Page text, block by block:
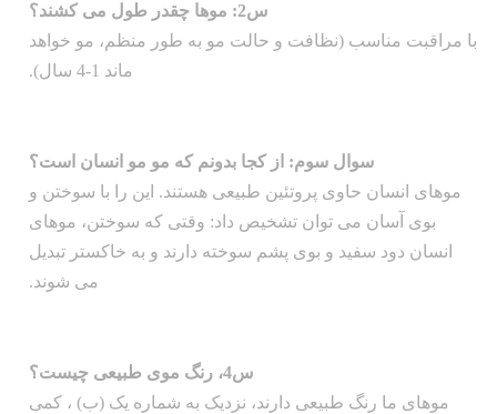
س2: موها چقدر طول می کشند؟
با مراقبت مناسب (نظافت و حالت مو به طور منظم، مو خواهد
ماند 1-4 سال).
سوال سوم: از کجا بدونم که مو مو انسان است؟
موهای انسان حاوی پروتئین طبیعی هستند. این را با سوختن و
بوی آسان می توان تشخیص داد: وقتی که سوختن، موهای
انسان دود سفید و بوی پشم سوخته دارند و به خاکستر تبدیل
می شوند.
س4، رنگ موی طبیعی چیست؟
موهای ما رنگ طبیعی دارند، نزدیک به شماره یک (ب) ، کمی